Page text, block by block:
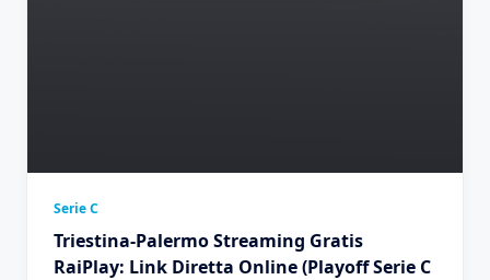
Serie C
Triestina-Palermo Streaming Gratis
RaiPlay: Link Diretta Online (Playoff Serie C